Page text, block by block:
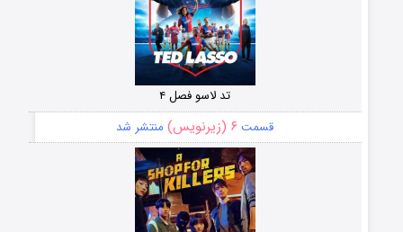
تد لاسو فصل ۴
قسمت ۶ (زیرنویس) منتشر شد